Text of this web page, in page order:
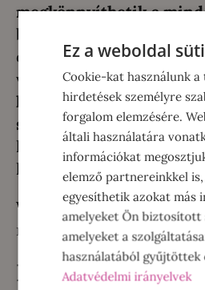
megkönnyíthetik a
bármilyen olyan plusz
otthonunkban, ami miatt
van szükségünk.
háziállat él a lakásban,
szenved az egyik
kényesebb burkolatok
hogy a hagyományos
Valamelyikben magadra
mutatom a
Porzsák nélküli
Ez a weboldal
Cookie-kat használunk a
hirdetések személyre
forgalom elemzésére.
általi használatára
információkat
elemző partnereinkkel
egyesíthetik azokat más
amelyeket Ön biztosított
amelyeket a
használatából gyűjtöttek
Adatvédelmi irányelvek